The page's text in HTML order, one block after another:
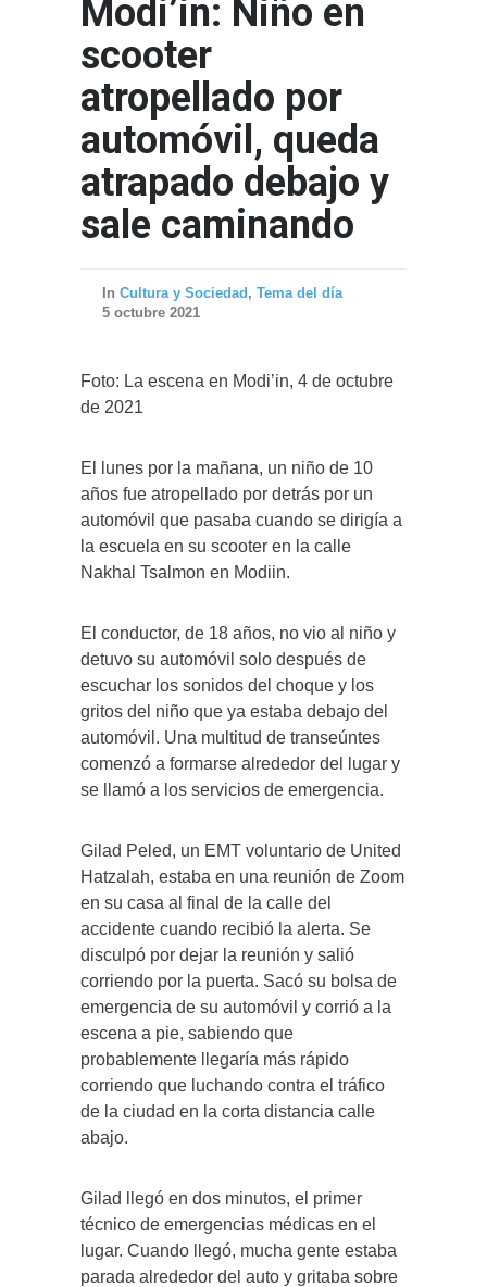
Modi’in: Niño en
scooter
atropellado por
automóvil, queda
atrapado debajo y
sale caminando
In Cultura y Sociedad , Tema del día
5 octubre 2021
Foto: La escena en Modi’in, 4 de octubre
de 2021
El lunes por la mañana, un niño de 10
años fue atropellado por detrás por un
automóvil que pasaba cuando se dirigía a
la escuela en su scooter en la calle
Nakhal Tsalmon en Modiin.
El conductor, de 18 años, no vio al niño y
detuvo su automóvil solo después de
escuchar los sonidos del choque y los
gritos del niño que ya estaba debajo del
automóvil. Una multitud de transeúntes
comenzó a formarse alrededor del lugar y
se llamó a los servicios de emergencia.
Gilad Peled, un EMT voluntario de United
Hatzalah, estaba en una reunión de Zoom
en su casa al final de la calle del
accidente cuando recibió la alerta. Se
disculpó por dejar la reunión y salió
corriendo por la puerta. Sacó su bolsa de
emergencia de su automóvil y corrió a la
escena a pie, sabiendo que
probablemente llegaría más rápido
corriendo que luchando contra el tráfico
de la ciudad en la corta distancia calle
abajo.
Gilad llegó en dos minutos, el primer
técnico de emergencias médicas en el
lugar. Cuando llegó, mucha gente estaba
parada alrededor del auto y gritaba sobre